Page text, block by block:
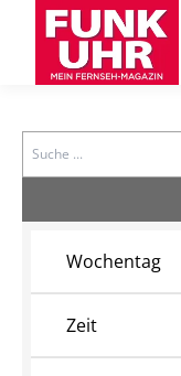
Search
Wochentag
Zeit